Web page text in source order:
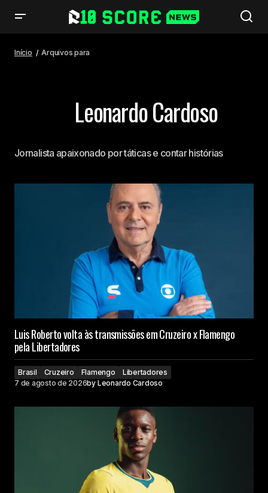
Início Arquivos para
Leonardo Cardoso
Jornalista apaixonado por táticas e contar histórias
Luis Roberto volta às transmissões em Cruzeiro x Flamengo
pela Libertadores
Brasil Cruzeiro Flamengo
Libertadores
7 de agosto de 2026by Leonardo Cardoso